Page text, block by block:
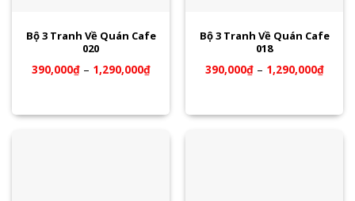
Bộ 3 Tranh Về Quán Cafe
020
390,000₫– 1,290,000₫
Bộ 3 Tranh Về Quán Cafe
018
390,000₫– 1,290,000₫